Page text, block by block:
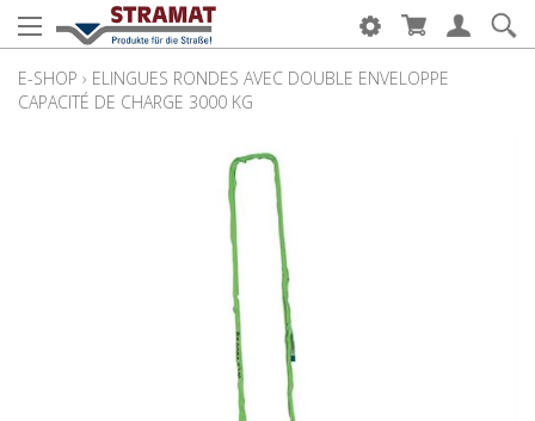
E-SHOP › ELINGUES RONDES AVEC DOUBLE ENVELOPPE
CAPACITÉ DE CHARGE 3000 KG